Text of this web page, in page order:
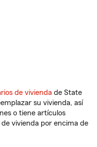
de vivienda de State
su vivienda, así
o tiene artículos
vivienda por encima de